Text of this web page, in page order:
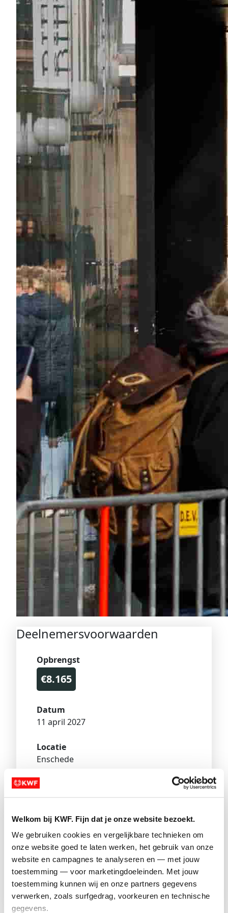
Welkom bij KWF. Fijn dat je onze website bezoekt.
We gebruiken cookies en vergelijkbare technieken om
onze website goed te laten werken, het gebruik van onze
website en campagnes te analyseren en — met jouw
toestemming — voor marketingdoeleinden. Met jouw
toestemming kunnen wij en onze partners gegevens
verwerken, zoals surfgedrag, voorkeuren en technische
gegevens.
Deelnemersvoorwaarden
Opbrengst
€8.165
Datum
11 april 2027
Locatie
Enschede
Deelnemers
21
Schrijf je in
Doneer
Nog 2 4 7 dagen te gaan